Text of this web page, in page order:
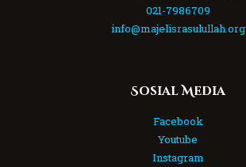
021-7986709
info@majelisrasulullah.org
Sosial Media
Facebook
Youtube
Instagram